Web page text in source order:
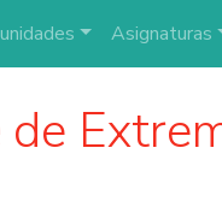
Asignaturas
de